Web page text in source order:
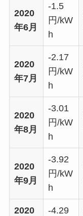
2020
年6月
-1.5
円/kW
h
2020
年7月
-2.17
円/kW
h
2020
年8月
-3.01
円/kW
h
2020
年9月
-3.92
円/kW
h
2020
-4.29